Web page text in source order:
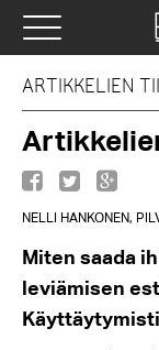
ARTIKKELIEN
NELLI HANKONEN,
Miten saada
leviämisen